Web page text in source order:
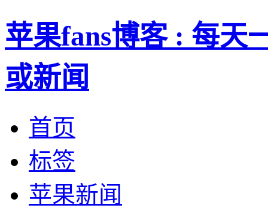
苹果fans博客 : 每天
或新闻
首页
标签
苹果新闻